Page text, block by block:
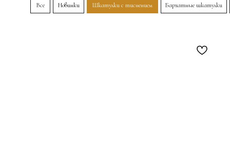
Новинки Бархатные шкатулки
Шкатулки с тиснением
Все